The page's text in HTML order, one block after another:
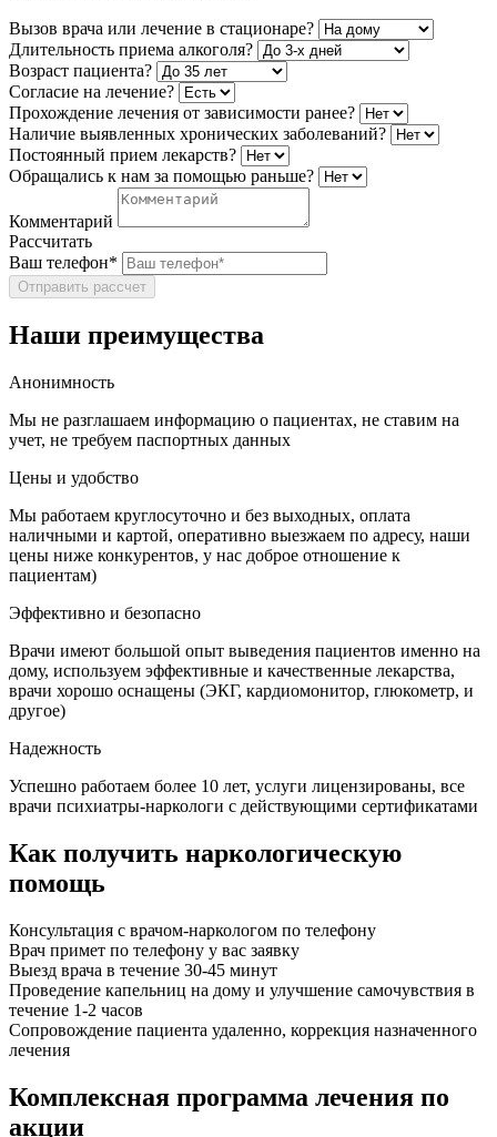
Вызов врача или лечение в стационаре?
Длительность приема алкоголя?
Возраст пациента?
Согласие на лечение?
Прохождение лечения от зависимости ранее?
Наличие выявленных хронических заболеваний?
Постоянный прием лекарств?
Обращались к нам за помощью раньше?
Комментарий
Рассчитать
Ваш телефон*
Отправить рассчет
Наши преимущества
Анонимность
Мы не разглашаем информацию о пациентах, не ставим на
учет, не требуем паспортных данных
Цены и удобство
Мы работаем круглосуточно и без выходных, оплата
наличными и картой, оперативно выезжаем по адресу, наши
цены ниже конкурентов, у нас доброе отношение к
пациентам)
Эффективно и безопасно
Врачи имеют большой опыт выведения пациентов именно на
дому, используем эффективные и качественные лекарства,
врачи хорошо оснащены (ЭКГ, кардиомонитор, глюкометр, и
другое)
Надежность
Успешно работаем более 10 лет, услуги лицензированы, все
врачи психиатры-наркологи с действующими сертификатами
Как получить наркологическую
помощь
Консультация с врачом-наркологом по телефону
Врач примет по телефону у вас заявку
Выезд врача в течение 30-45 минут
Проведение капельниц на дому и улучшение самочувствия в
течение 1-2 часов
Сопровождение пациента удаленно, коррекция назначенного
лечения
Комплексная программа лечения по
акции